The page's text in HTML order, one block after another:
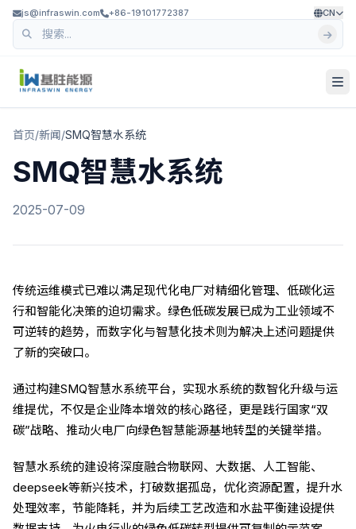
js@infraswin.com +86-19101772387 CN
首页/新闻/SMQ智慧水系统
SMQ智慧水系统
2025-07-09
传统运维模式已难以满足现代化电厂对精细化管理、低碳化运
行和智能化决策的迫切需求。绿色低碳发展已成为工业领域不
可逆转的趋势，而数字化与智慧化技术则为解决上述问题提供
了新的突破口。
通过构建SMQ智慧水系统平台，实现水系统的数智化升级与运
维提优，不仅是企业降本增效的核心路径，更是践行国家“双
碳”战略、推动火电厂向绿色智慧能源基地转型的关键举措。
智慧水系统的建设将深度融合物联网、大数据、人工智能、
deepseek等新兴技术，打破数据孤岛，优化资源配置，提升水
处理效率，节能降耗，并为后续工艺改造和水盐平衡建设提供